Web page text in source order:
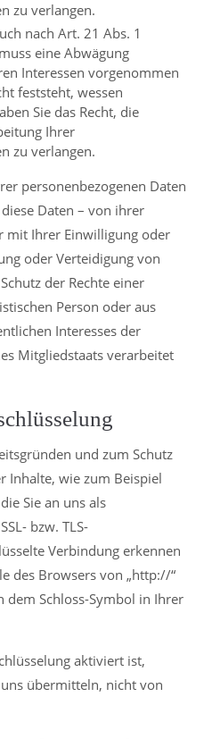
zu verlangen.
nach Art. 21 Abs. 1
eine Abwägung
Interessen vorgenommen
feststeht, wessen
Sie das Recht, die
Ihrer
zu verlangen.
personenbezogenen Daten
Daten – von ihrer
mit Ihrer Einwilligung oder
oder Verteidigung von
der Rechte einer
Person oder aus
Interesses der
Mitgliedstaats verarbeitet
und zum Schutz
Inhalte, wie zum Beispiel
Sie an uns als
bzw. TLS-
Verbindung erkennen
des Browsers von „http://“
dem Schloss-Symbol in Ihrer
aktiviert ist,
übermitteln, nicht von